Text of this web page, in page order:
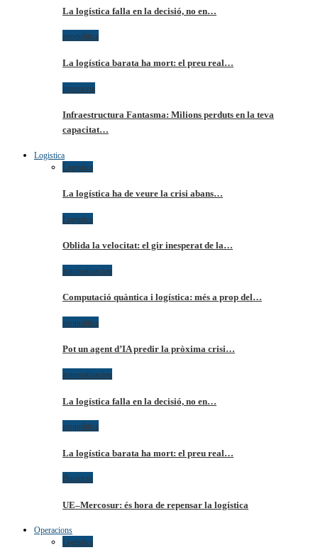
La logística falla en la decisió, no en…
geopolitica
La logística barata ha mort: el preu real…
ingenieria
Infraestructura Fantasma: Milions perduts en la teva
capacitat…
Logistica
Logistica
La logística ha de veure la crisi abans…
Logistica
Oblida la velocitat: el gir inesperat de la…
automatizacion
Computació quàntica i logística: més a prop del…
geopolitica
Pot un agent d’IA predir la pròxima crisi…
automatizacion
La logística falla en la decisió, no en…
geopolitica
La logística barata ha mort: el preu real…
Business
UE–Mercosur: és hora de repensar la logística
Operacions
Logistica